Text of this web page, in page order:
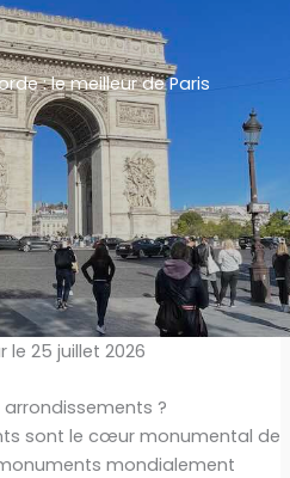
: le meilleur de Paris
le 25 juillet 2026
arrondissements ?
sont le cœur monumental de
mondialement